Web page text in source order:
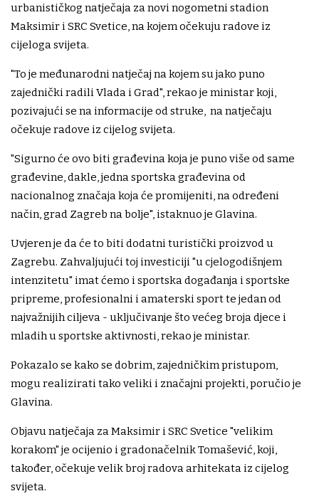
urbanističkog natječaja za novi nogometni stadion
Maksimir i SRC Svetice, na kojem očekuju radove iz
cijeloga svijeta.
"To je međunarodni natječaj na kojem su jako puno
zajednički radili Vlada i Grad", rekao je ministar koji,
pozivajući se na informacije od struke, na natječaju
očekuje radove iz cijelog svijeta.
"Sigurno će ovo biti građevina koja je puno više od same
građevine, dakle, jedna sportska građevina od
nacionalnog značaja koja će promijeniti, na određeni
način, grad Zagreb na bolje", istaknuo je Glavina.
Uvjeren je da će to biti dodatni turistički proizvod u
Zagrebu. Zahvaljujući toj investiciji "u cjelogodišnjem
intenzitetu" imat ćemo i sportska događanja i sportske
pripreme, profesionalni i amaterski sport te jedan od
najvažnijih ciljeva - uključivanje što većeg broja djece i
mladih u sportske aktivnosti, rekao je ministar.
Pokazalo se kako se dobrim, zajedničkim pristupom,
mogu realizirati tako veliki i značajni projekti, poručio je
Glavina.
Objavu natječaja za Maksimir i SRC Svetice "velikim
korakom" je ocijenio i gradonačelnik Tomašević, koji,
također, očekuje velik broj radova arhitekata iz cijelog
svijeta.